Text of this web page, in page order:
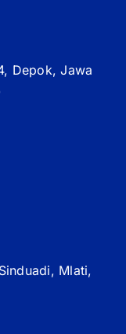
Depok, Jawa
Mlati,